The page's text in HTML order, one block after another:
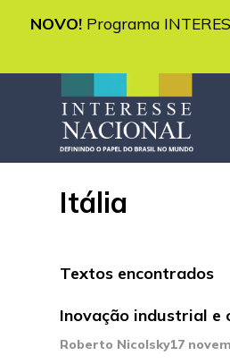
NOVO! Programa
Itália
Textos encontrados
Inovação industrial e
Roberto Nicolsky17